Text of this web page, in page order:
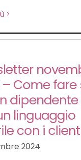
– Come fare
linguaggio
con i
2024